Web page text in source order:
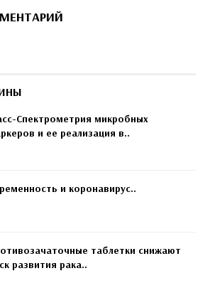
Спектрометрия микробных
и ее реализация в..
и коронавирус..
таблетки снижают
развития рака..